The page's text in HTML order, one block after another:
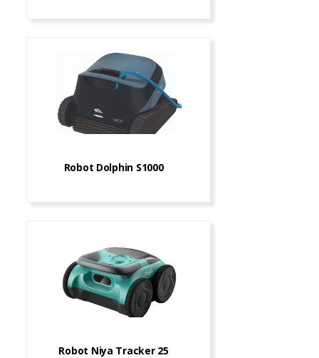
Robot Dolphin S1000
Robot Niya Tracker 25